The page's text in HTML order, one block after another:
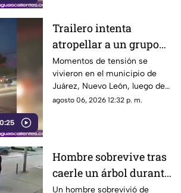
0:25
Trailero intenta
atropellar a un grupo
de personas y choca
varios vehículos
Momentos de tensión se
vivieron en el municipio de
Juárez, Nuevo León, luego de
que un trailero presuntamente
agosto 06, 2026 12:32 p. m.
Hombre sobrevive tras
caerle un árbol durante
tormenta
Un hombre sobrevivió de